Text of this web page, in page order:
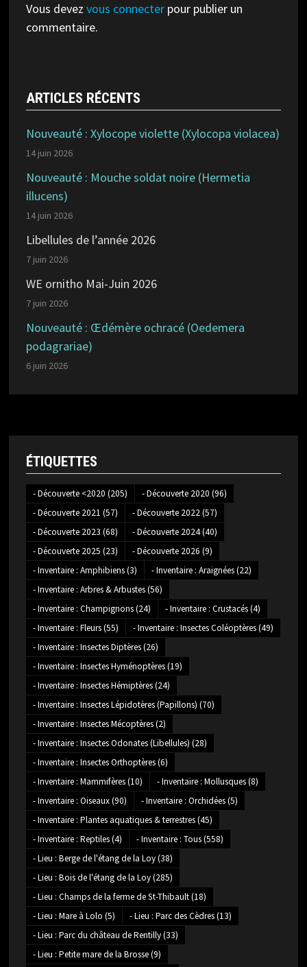
Vous devez vous connecterpour publier un
commentaire.
ARTICLES RÉCENTS
Nouveauté : Xylocope violette (Xylocopa violacea)
14 juin 2026
Nouveauté : Mouche soldat noire (Hermetia
illucens)
14 juin 2026
Libellules de l’année 2026
7 juin 2026
WE ornitho Mai-Juin 2026
7 juin 2026
Nouveauté : Œdémère ochracé (Oedemera
podagrariae)
6 juin 2026
ÉTIQUETTES
- Découverte <2020 (205) - Découverte 2020 (96)
- Découverte 2021 (57) - Découverte 2022(57)
- Découverte 2023 (68) - Découverte 2024(40)
- Découverte 2025 (23) - Découverte 2026 (9)
- Inventaire : Amphibiens(3) - Inventaire : Araignées(22)
- Inventaire : Arbres & Arbustes(56)
- Inventaire : Champignons(24) - Inventaire : Crustacés(4)
- Inventaire : Fleurs(55) - Inventaire : Insectes Coléoptères(49)
- Inventaire : Insectes Diptères(26)
- Inventaire : Insectes Hyménoptères(19)
- Inventaire : Insectes Hémiptères(24)
- Inventaire : Insectes Lépidotères (Papillons) (70)
- Inventaire : Insectes Mécoptères(2)
- Inventaire : Insectes Odonates (Libellules) (28)
- Inventaire : Insectes Orthoptères(6)
- Inventaire : Mammifères(10) - Inventaire : Mollusques(8)
- Inventaire : Oiseaux(90) - Inventaire : Orchidées(5)
- Inventaire : Plantes aquatiques & terrestres(45)
- Inventaire : Reptiles(4) - Inventaire : Tous(558)
- Lieu : Berge de l'étang de la Loy(38)
- Lieu : Bois de l'étang de la Loy(285)
- Lieu : Champs de la ferme de St-Thibault(18)
- Lieu : Mare à Lolo (5) - Lieu : Parc des Cèdres(13)
- Lieu : Parc du château de Rentilly(33)
- Lieu : Petite mare de la Brosse(9)